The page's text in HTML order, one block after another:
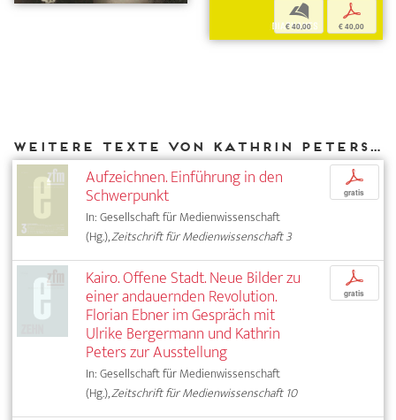
b
€ 40,00
p
€ 40,00
Weitere Texte von Kathrin Peters bei DIAPHANES
Aufzeichnen. Einführung in den
Schwerpunkt
In: Gesellschaft für Medienwissenschaft
(Hg.),Zeitschrift für Medienwissenschaft 3
p
gratis
Kairo. Offene Stadt. Neue Bilder zu
einer andauernden Revolution.
Florian Ebner im Gespräch mit
Ulrike Bergermann und Kathrin
Peters zur Ausstellung
In: Gesellschaft für Medienwissenschaft
(Hg.),Zeitschrift für Medienwissenschaft 10
p
gratis